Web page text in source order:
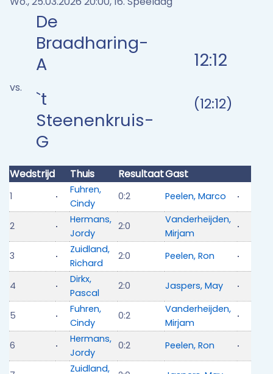
vs.
De
Braadharing-
A
`t
Steenenkruis-
G
12:12
(12:12)
Wedstrijd Thuis ResultaatGast
1
Fuhren,
Cindy
0:2 Peelen, Marco
2
Hermans,
Jordy
2:0
Vanderheijden,
Mirjam
3
Zuidland,
Richard
2:0 Peelen, Ron
4
Dirkx,
Pascal
2:0 Jaspers, May
5
Fuhren,
Cindy
0:2
Vanderheijden,
Mirjam
6
Hermans,
Jordy
0:2 Peelen, Ron
Zuidland,